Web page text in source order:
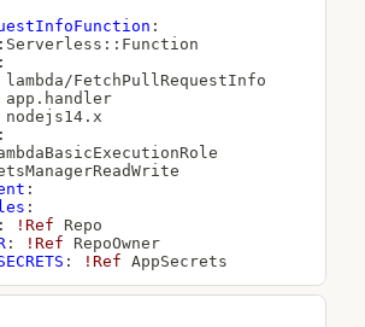
:
: Serverless : : Function
:
lambda/FetchPullRequestInfo
app.handler
nodejs14.x
:
:
:
: !Ref Repo
: !Ref RepoOwner
: !Ref